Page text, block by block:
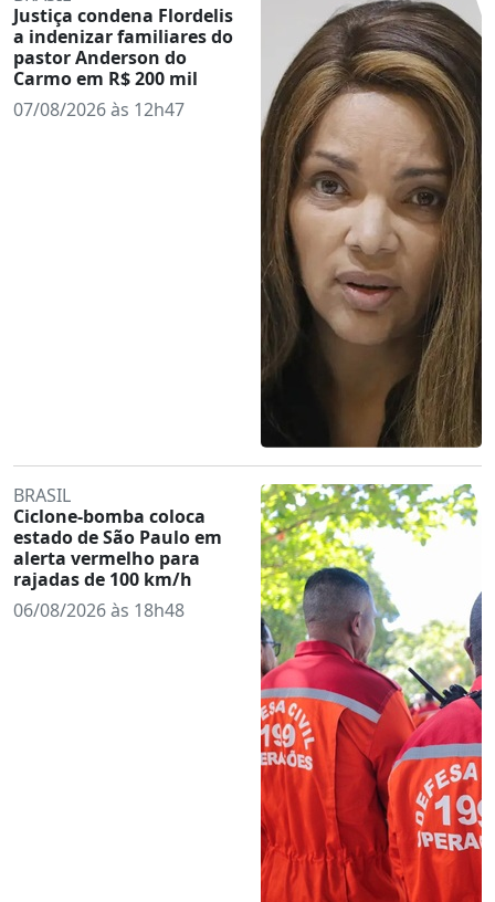
Justiça condena Flordelis
a indenizar familiares do
pastor Anderson do
Carmo em R$ 200 mil
07/08/2026 às 12h47
BRASIL
Ciclone-bomba coloca
estado de São Paulo em
alerta vermelho para
rajadas de 100 km/h
06/08/2026 às 18h48